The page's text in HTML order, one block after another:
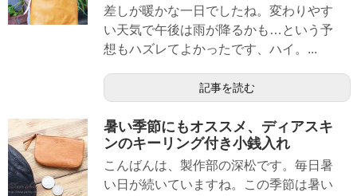
差しが暖かな一日でしたね。変わりやす
い天気で午後は雨が降るかも…という予
想もハズレてよかったです、ハイ。...
記事を読む
暑い季節にもオススメ、ディアスキ
ンのキーリング付き小銭入れ
こんばんは、製作部の深松です。毎日暑
い日が続いていますね。この季節は暑い